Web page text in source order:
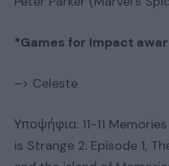
*Games for Impact
–> Celeste
Υποψήφια: 11-11
is Strange 2: Episode 1,